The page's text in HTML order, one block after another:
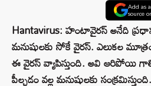
Add as
source
Hantavirus: హంటావైరస్ అనేది
మనుషులకు సోకే వైరస్. ఎలుకల
ఈ వైరస్ వ్యాపిస్తుంది. అవి ఆరిపోయి
పీల్చడం వల్ల మనుషులకు